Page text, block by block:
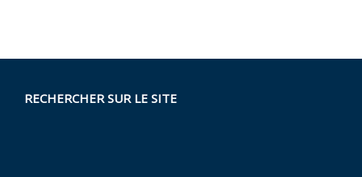
RECHERCHER SUR LE SITE